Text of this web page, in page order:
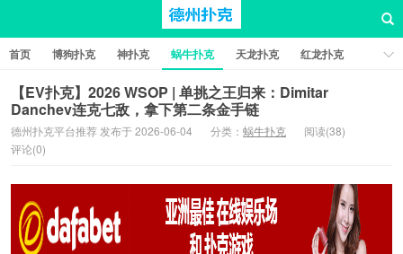
首页 博狗扑克 神扑克 蜗牛扑克 天龙扑克
红龙扑克
新葡京棋牌
红星扑克 扑克之星 比特币扑克
【EV扑克】2026 WSOP | 单挑之王归来：Dimitar
Danchev连克七敌，拿下第二条金手链
德州扑克平台推荐 发布于 2026-06-04 分类： 蜗牛扑克
阅读(38)
评论(0)